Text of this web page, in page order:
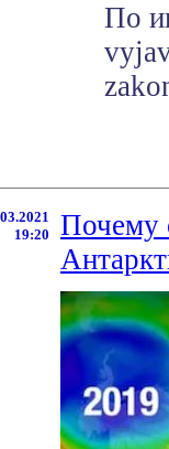
По
19:20
Почему